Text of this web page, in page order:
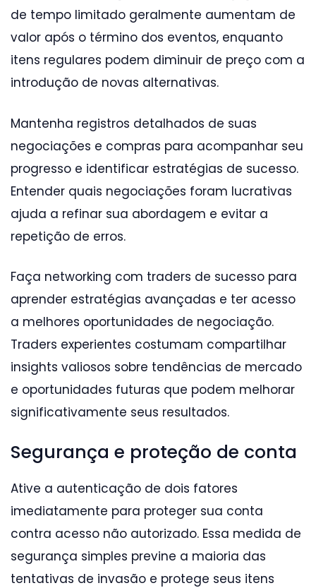
de tempo limitado geralmente aumentam de
valor após o término dos eventos, enquanto
itens regulares podem diminuir de preço com a
introdução de novas alternativas.
Mantenha registros detalhados de suas
negociações e compras para acompanhar seu
progresso e identificar estratégias de sucesso.
Entender quais negociações foram lucrativas
ajuda a refinar sua abordagem e evitar a
repetição de erros.
Faça networking com traders de sucesso para
aprender estratégias avançadas e ter acesso
a melhores oportunidades de negociação.
Traders experientes costumam compartilhar
insights valiosos sobre tendências de mercado
e oportunidades futuras que podem melhorar
significativamente seus resultados.
Segurança e proteção de conta
Ative a autenticação de dois fatores
imediatamente para proteger sua conta
contra acesso não autorizado. Essa medida de
segurança simples previne a maioria das
tentativas de invasão e protege seus itens